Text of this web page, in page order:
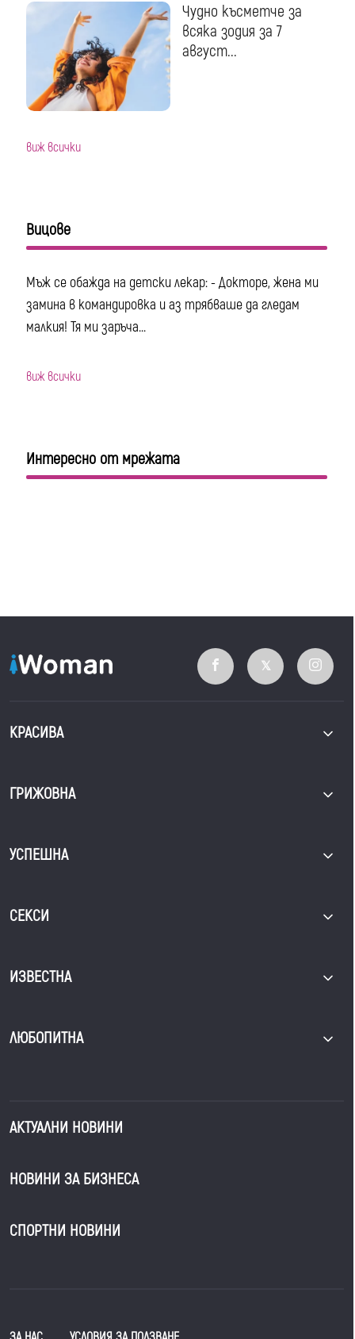
Чудно късметче за
всяка зодия за 7
август...
виж всички
Вицове
Мъж се обажда на детски лекар: - Докторе, жена ми
замина в командировка и аз трябваше да гледам
малкия! Тя ми заръча...
виж всички
Интересно от мрежата
КРАСИВА
ГРИЖОВНА
УСПЕШНА
СЕКСИ
ИЗВЕСТНА
ЛЮБОПИТНА
АКТУАЛНИ НОВИНИ
НОВИНИ ЗА БИЗНЕСА
СПОРТНИ НОВИНИ